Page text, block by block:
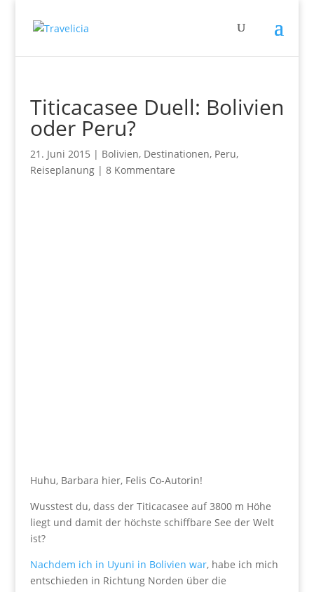
Titicacasee Duell: Bolivien
oder Peru?
21. Juni 2015 | Bolivien, Destinationen, Peru,
Reiseplanung| 8 Kommentare
Huhu, Barbara hier, Felis Co-Autorin!
Wusstest du, dass der Titicacasee auf 3800 m Höhe
liegt und damit der höchste schiffbare See der Welt
ist?
Nachdem ich in Uyuni in Bolivien war, habe ich mich
entschieden in Richtung Norden über die